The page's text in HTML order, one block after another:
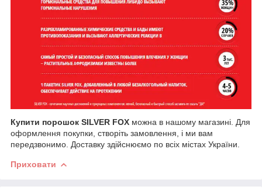
Купити порошок SILVER FOX можна в нашому магазині. Для
оформлення покупки, створіть замовлення, і ми вам
передзвонимо. Доставку здійснюємо по всіх містах України.
Приховати